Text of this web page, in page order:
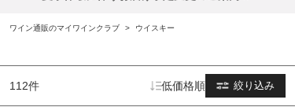
ワイン通販のマイワインクラブ > ウイスキー
112件 絞り込み
低価格順